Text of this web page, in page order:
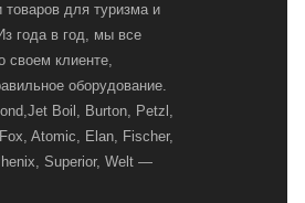
товаров для туризма и
года в год, мы все
своем клиенте,
оборудование.
Boil, Burton, Petzl,
Atomic, Elan, Fischer,
Superior, Welt —